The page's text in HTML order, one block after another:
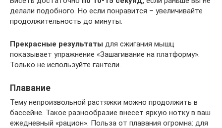
делали подобного. Но если понравится – увеличивайте
продолжительность до минуты.
Прекрасные результаты для сжигания мышц
показывает упражнение «Зашагивание на платформу».
Только не используйте гантели.
Плавание
Тему непроизвольной растяжки можно продолжить в
бассейне. Такое разнообразие внесет яркую нотку в ваш
ежедневный «рацион». Польза от плавания огромна: для